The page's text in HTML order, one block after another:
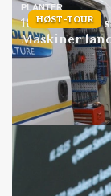
HØST-TOUR
PLANTER
18 montører
Maskiner